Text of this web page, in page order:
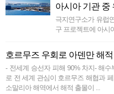
아시아 기관 중
극지연구소가 유럽
구 프로젝트에 아시
호르무즈 우회로 아덴만 해
- 전세계 승선자 피해 90% 차지- 해
로 전 세계 관심이 호르무즈 해협과
소말리아 해역에서 해적 출몰이 ...